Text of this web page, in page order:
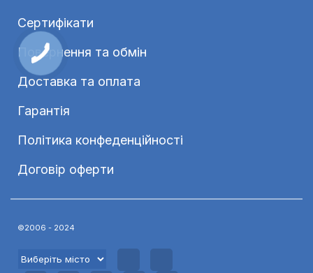
Сертифікати
Повернення та обмін
Доставка та оплата
Гарантія
Політика конфеденційності
Договір оферти
©2006 - 2024